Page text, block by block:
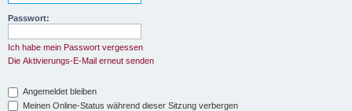
Passwort:
Ich habe mein Passwort vergessen
Die Aktivierungs-E-Mail erneut senden
Angemeldet bleiben
Meinen Online-Status während dieser Sitzung verbergen